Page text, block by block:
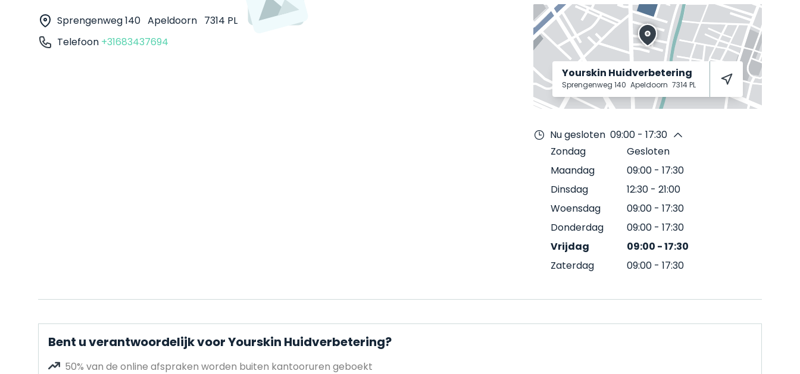
Sprengenweg 140 Apeldoorn 7314 PL
Telefoon +31683437694
Yourskin Huidverbetering
Sprengenweg 140 Apeldoorn 7314 PL
Nu gesloten 09:00 - 17:30
Zondag
Gesloten
Maandag
09:00 - 17:30
Dinsdag
12:30 - 21:00
Woensdag
09:00 - 17:30
Donderdag
09:00 - 17:30
Vrijdag
09:00 -17:30
Zaterdag
09:00 - 17:30
Bent u verantwoordelijk voor Yourskin Huidverbetering?
50% van de online afspraken worden buiten kantooruren geboekt